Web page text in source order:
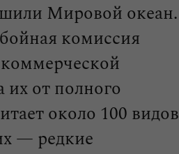
Мировой океан.
комиссия
от полного
около 100 видов
— редкие